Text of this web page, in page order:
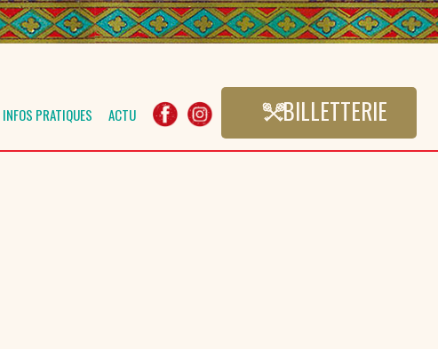
INFOS PRATIQUES ACTU BILLETTERIE